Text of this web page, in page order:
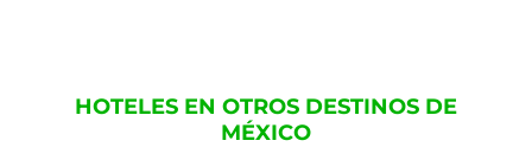
HOTELES EN OTROS DESTINOS DE
MÉXICO